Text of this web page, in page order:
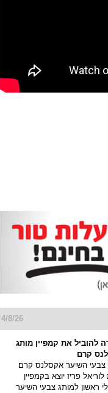
4/8/26
להוביל את קמפיין מותג
קרם
צבעי השיער אקסלנס קרם
פריז יוצא בקמפיין
ראשון למותג צבעי השיער